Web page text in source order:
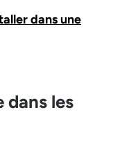
dans une
dans les